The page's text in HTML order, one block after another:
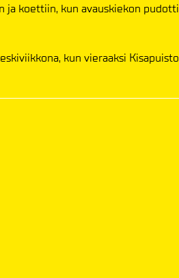
ja koettiin, kun avauskiekon
kun vieraaksi